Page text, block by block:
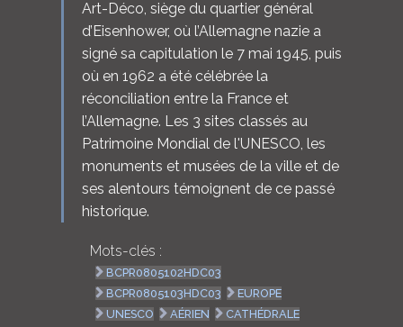
Art-Déco, siège du quartier général
d’Eisenhower, où l’Allemagne nazie a
signé sa capitulation le 7 mai 1945, puis
où en 1962 a été célébrée la
réconciliation entre la France et
l’Allemagne. Les 3 sites classés au
Patrimoine Mondial de l'UNESCO, les
monuments et musées de la ville et de
ses alentours témoignent de ce passé
historique.
Mots-clés :
BCPR0805102HDC03
BCPR0805103HDC03
EUROPE
UNESCO
AÉRIEN
CATHÉDRALE